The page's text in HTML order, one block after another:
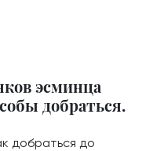
эсминца
добраться.
добраться до